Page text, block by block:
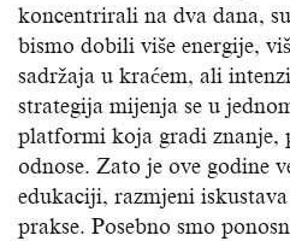
koncentrirali na dva dana,
bismo dobili više energije,
sadržaja u kraćem, ali
strategija mijenja se u
platformi koja gradi znanje,
odnose. Zato je ove godine
edukaciji, razmjeni
prakse. Posebno smo